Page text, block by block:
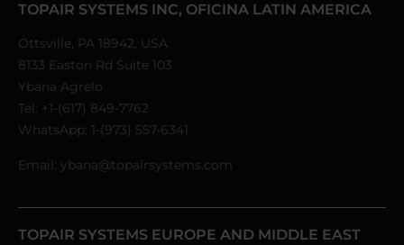
TOPAIR SYSTEMS INC, OFICINA LATIN AMERICA
Ottsville, PA 18942, USA
8133 Easton Rd Suite 103
Ybana Agrelo
Tel: +1-(617) 849-7762
WhatsApp: 1-(973) 557-6341
Email: ybana@topairsystems.com
TOPAIR SYSTEMS EUROPE AND MIDDLE EAST